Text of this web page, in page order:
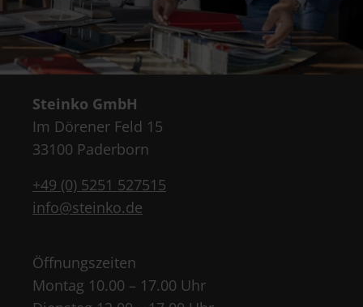
Steinko GmbH
Im Dörener Feld 15
33100 Paderborn
+49 (0) 5251 527515
info@steinko.de
Öffnungszeiten
Montag 10.00 – 17.00 Uhr